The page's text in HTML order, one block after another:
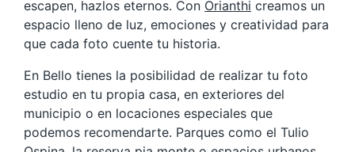
escapen, hazlos eternos. Con Orianthi creamos un
espacio lleno de luz, emociones y creatividad para
que cada foto cuente tu historia.
En Bello tienes la posibilidad de realizar tu foto
estudio en tu propia casa, en exteriores del
municipio o en locaciones especiales que
podemos recomendarte. Parques como el Tulio